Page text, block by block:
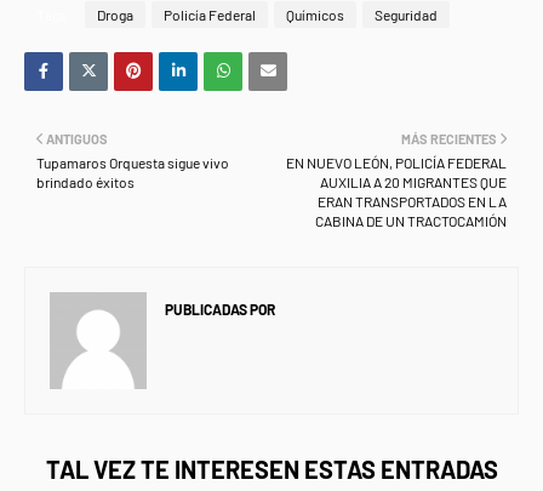
Droga Policía Federal Químicos Seguridad
MÁS RECIENTES
EN NUEVO LEÓN, POLICÍA FEDERAL
AUXILIA A 20 MIGRANTES QUE
ERAN TRANSPORTADOS EN LA
CABINA DE UN TRACTOCAMIÓN
ANTIGUOS
Tupamaros Orquesta sigue vivo
brindado éxitos
PUBLICADAS POR
TAL VEZ TE INTERESEN ESTAS ENTRADAS